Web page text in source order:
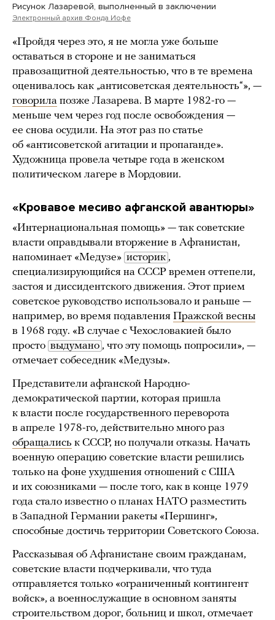
Рисунок Лазаревой, выполненный в заключении
Электронный архив Фонда Иофе
«Пройдя через это, я не могла уже больше
оставаться в стороне и не заниматься
правозащитной деятельностью, что в те времена
оценивалось как „антисоветская деятельность“», —
говорила позже Лазарева. В марте 1982-го —
меньше чем через год после освобождения —
ее снова осудили. На этот раз по статье
об «антисоветской агитации и пропаганде».
Художница провела четыре года в женском
политическом лагере в Мордовии.
«Кровавое месиво афганской авантюры»
«Интернациональная помощь» — так советские
власти оправдывали вторжение в Афганистан,
напоминает «Медузе» историк ,
специализирующийся на СССР времен оттепели,
застоя и диссидентского движения. Этот прием
советское руководство использовало и раньше —
например, во время подавления Пражской весны
в 1968 году. «В случае с Чехословакией было
просто выдумано , что эту помощь попросили», —
отмечает собеседник «Медузы».
Представители афганской Народно-
демократической партии, которая пришла
к власти после государственного переворота
в апреле 1978-го, действительно много раз
обращались к СССР, но получали отказы. Начать
военную операцию советские власти решились
только на фоне ухудшения отношений с США
и их союзниками — после того, как в конце 1979
года стало известно о планах НАТО разместить
в Западной Германии ракеты «Першинг»,
способные достичь территории Советского Союза.
Рассказывая об Афганистане своим гражданам,
советские власти подчеркивали, что туда
отправляется только «ограниченный контингент
войск», а военнослужащие в основном заняты
строительством дорог, больниц и школ, отмечает